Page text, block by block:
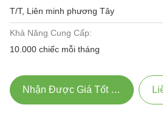
T/T, Liên minh phương Tây
Khả Năng Cung Cấp:
10.000 chiếc mỗi tháng
Nhận Được Giá Tốt Nhất